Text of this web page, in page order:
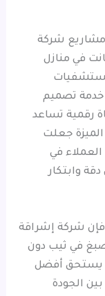
مشاريع شركة
في منازل
خدمة تصميم
رقمية تساعد
الميزة جعلت
في
وابتكار
فإن شركة إشراقة
في ثيب دون
يستحق أفضل
الجودة